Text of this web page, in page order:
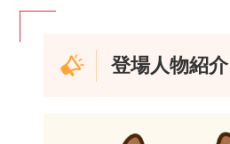
登場人物紹介